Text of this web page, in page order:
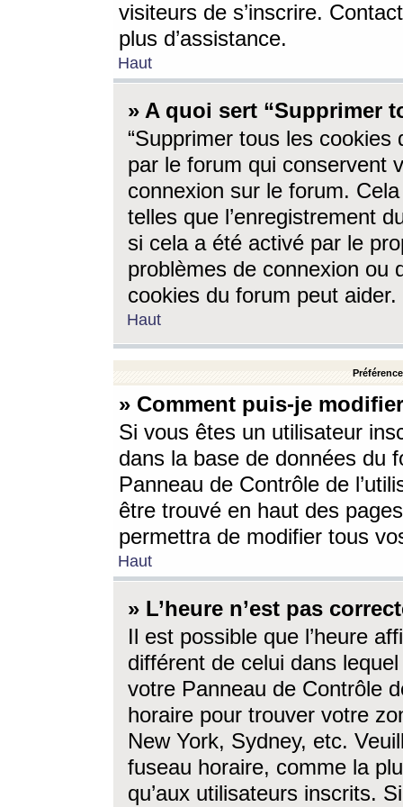
visiteurs de s’inscrire.
plus d’assistance.
Haut
» A quoi sert “Supprimer
“Supprimer tous les cookies
par le forum qui conservent
connexion sur le forum.
telles que l’enregistrement
si cela a été activé par le
problèmes de connexion ou
cookies du forum peut aider.
Haut
» Comment puis-je
Si vous êtes un utilisateur
dans la base de données du
Panneau de Contrôle de
être trouvé en haut des
permettra de modifier tous
Haut
» L’heure n’est pas
Il est possible que l’heure
différent de celui dans
votre Panneau de Contrôle
horaire pour trouver votre
New York, Sydney, etc.
fuseau horaire, comme la
qu’aux utilisateurs inscrits.